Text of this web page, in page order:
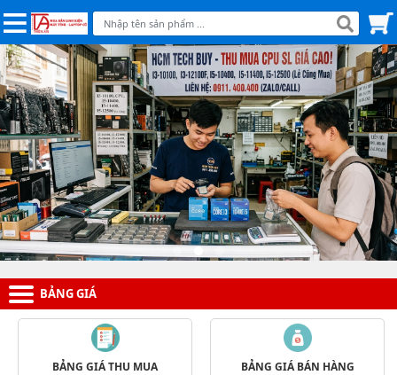
BẢNG GIÁ
BẢNG GIÁ THU MUA BẢNG GIÁ BÁN HÀNG